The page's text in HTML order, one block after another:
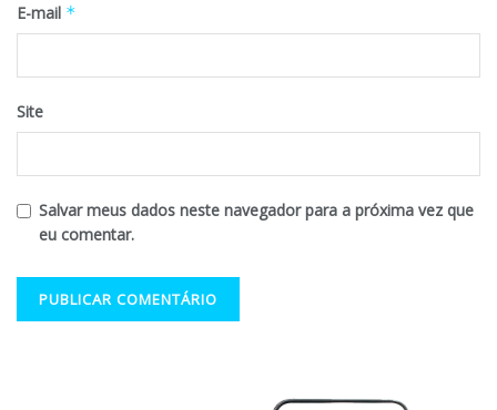
E-mail *
Site
Salvar meus dados neste navegador para a próxima vez que
eu comentar.